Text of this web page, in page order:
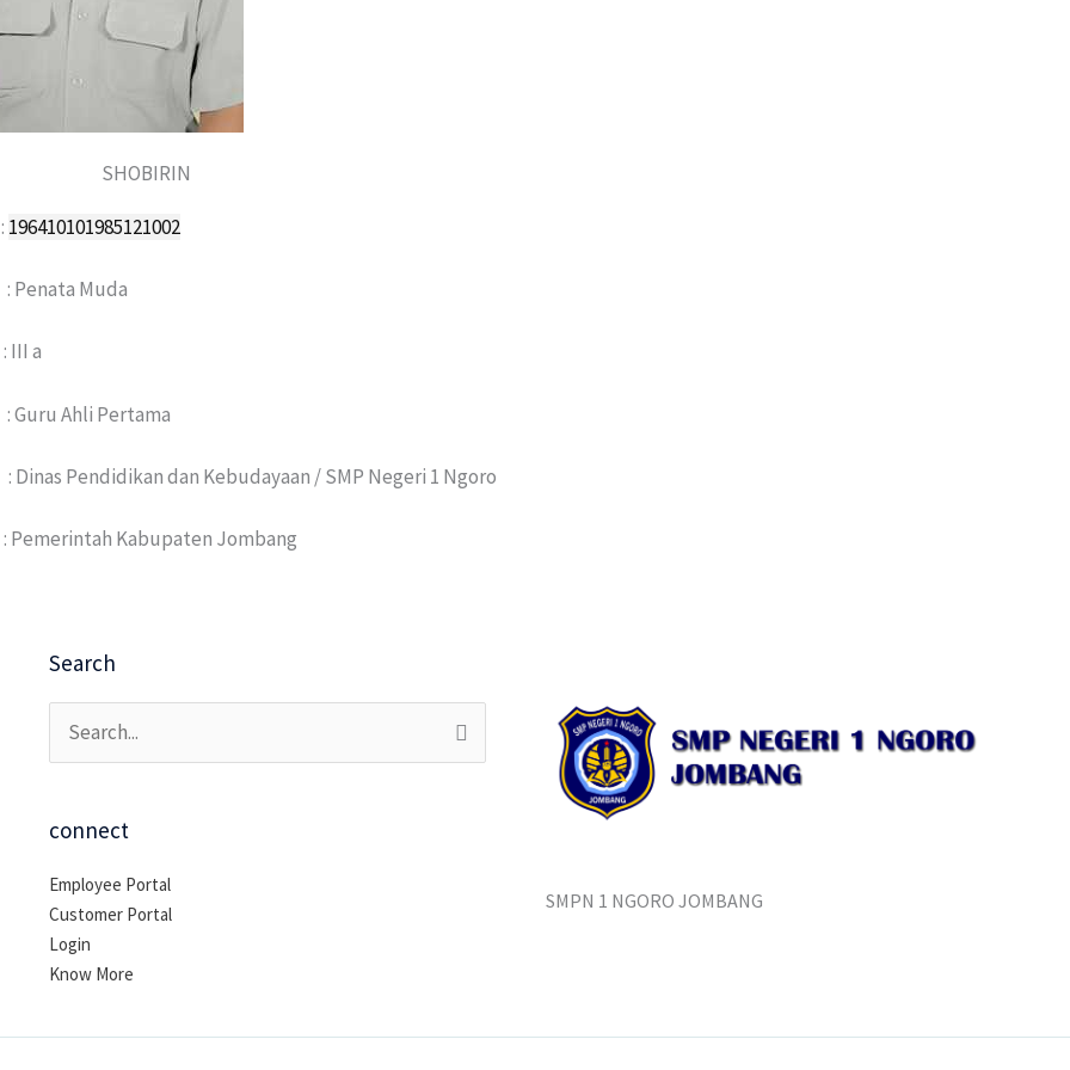
SHOBIRIN
196410101985121002
Muda
a
Ahli Pertama
Pendidikan dan Kebudayaan / SMP Negeri 1 Ngoro
Kabupaten Jombang
Search
Cari
untuk:
connect
Employee Portal
Customer Portal
Login
Know More
SMPN 1 NGORO JOMBANG